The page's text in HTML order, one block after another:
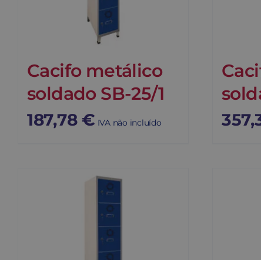
Cacifo metálico
soldado SB-25/1
187,78 € IVA não incluído